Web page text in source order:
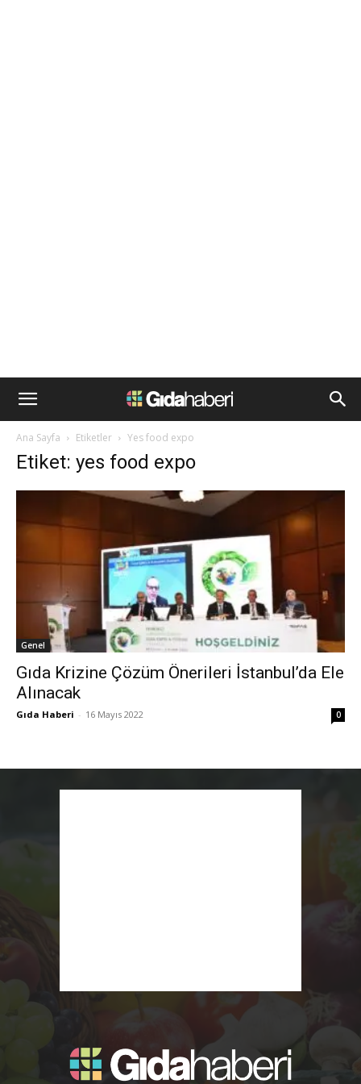
Ana Sayfa Etiketler Yes food expo
Etiket: yes food expo
Genel
Gıda Krizine Çözüm Önerileri İstanbul’da Ele
Alınacak
Gıda Haberi - 16 Mayıs 2022 0